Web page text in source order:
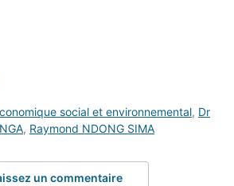
social et environnemental, Dr
, Raymond NDONG SIMA
un commentaire